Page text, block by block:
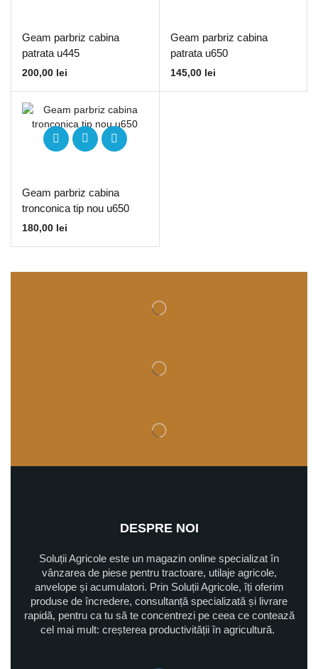
Geam parbriz cabina
patrata u445
200,00 lei
Geam parbriz cabina
patrata u650
145,00 lei
Geam parbriz cabina
tronconica tip nou u650
180,00 lei
DESPRE NOI
Soluții Agricole este un magazin online specializat în
vânzarea de piese pentru tractoare, utilaje agricole,
anvelope și acumulatori. Prin Soluții Agricole, îți oferim
produse de încredere, consultanță specializată și livrare
rapidă, pentru ca tu să te concentrezi pe ceea ce contează
cel mai mult: creșterea productivității în agricultură.